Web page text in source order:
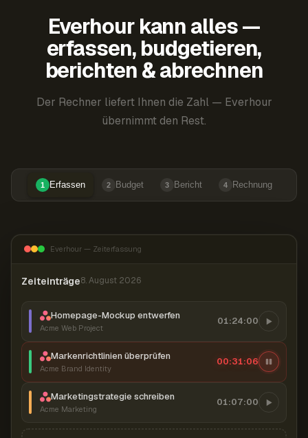
Everhour kann alles —
erfassen, budgetieren,
berichten & abrechnen
Der Rechner liefert Ihnen die Zahl — Everhour
übernimmt den Rest.
1 Erfassen 2 Budget 3 Bericht 4 Rechnung
Everhour — Zeiterfassung
Zeiteinträge8. August 2026
Homepage-Mockup entwerfen
Acme Web Project
01:24:00
Markenrichtlinien überprüfen
Acme Brand Identity
00:31:06
Marketingstrategie schreiben
Acme Marketing
01:07:00